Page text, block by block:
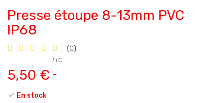
Presse étoupe 8-13mm PVC
IP68
(0)
5,50 €
TTC
 En stock